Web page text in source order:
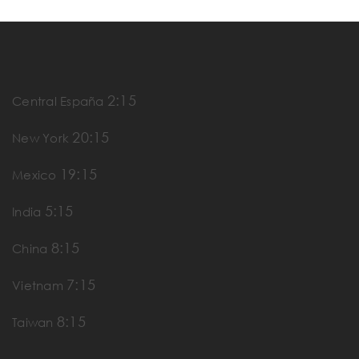
Central España 2:15
New York 20:15
Mexico 19:15
India 5:15
China 8:15
Vietnam 7:15
Taiwan 8:15